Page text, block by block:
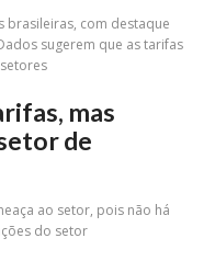
com destaque
sugerem que as tarifas
mas
de
ao setor, pois não há
do setor